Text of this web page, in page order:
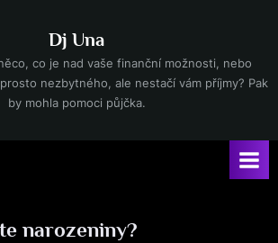
Dj Una
co je nad vaše finanční možnosti, nebo
nezbytného, ale nestačí vám příjmy? Pak
by mohla pomoci půjčka.
narozeniny?